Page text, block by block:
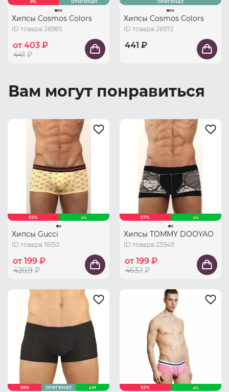
8% ОРИГИНАЛ
Хипсы Cosmos Colors
ID товара 26985
от 403 ₽
441 ₽
ОРИГИНАЛ
Хипсы Cosmos Colors
ID товара 26972
441 ₽
Вам могут понравиться
52% L
Хипсы Gucci
ID товара 16150
от 199 ₽
420,9 ₽
57% L
Хипсы TOMMY DOOYAO
ID товара 23949
от 199 ₽
463,1 ₽
56% ОРИГИНАЛ M 52% L